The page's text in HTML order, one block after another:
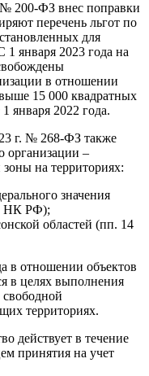
№ 200-ФЗ внес поправки
перечень льгот по
для
января 2023 года на
в отношении
15 000 квадратных
января 2022 года.
г. № 268-ФЗ также
организации –
на территориях:
значения
НК РФ);
областей (пп. 14
в отношении объектов
в целях выполнения
свободной
территориях.
действует в течение
принятия на учет